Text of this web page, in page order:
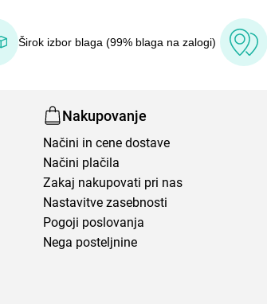
Širok izbor blaga (99% blaga na zalogi)
Nakupovanje
Načini in cene dostave
Načini plačila
Zakaj nakupovati pri nas
Nastavitve zasebnosti
Pogoji poslovanja
Nega posteljnine